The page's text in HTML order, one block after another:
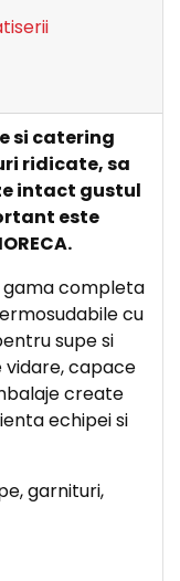
si catering
ridicate, sa
intact gustul
este
gama completa
cu
supe si
vidare, capace
create
echipei si
garnituri,